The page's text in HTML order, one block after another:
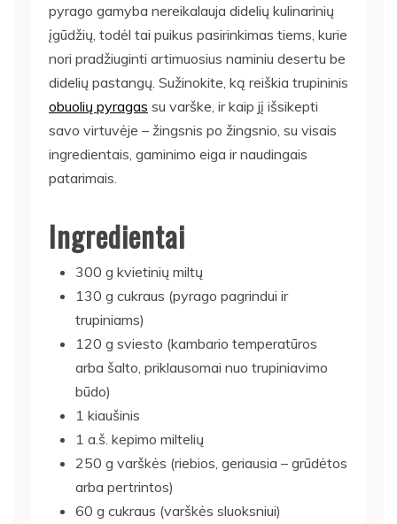
pyrago gamyba nereikalauja didelių kulinarinių
įgūdžių, todėl tai puikus pasirinkimas tiems, kurie
nori pradžiuginti artimuosius naminiu desertu be
didelių pastangų. Sužinokite, ką reiškia trupininis
obuolių pyragas su varške, ir kaip jį išsikepti
savo virtuvėje – žingsnis po žingsnio, su visais
ingredientais, gaminimo eiga ir naudingais
patarimais.
Ingredientai
300 g kvietinių miltų
130 g cukraus (pyrago pagrindui ir
trupiniams)
120 g sviesto (kambario temperatūros
arba šalto, priklausomai nuo trupiniavimo
būdo)
1 kiaušinis
1 a.š. kepimo miltelių
250 g varškės (riebios, geriausia – grūdėtos
arba pertrintos)
60 g cukraus (varškės sluoksniui)